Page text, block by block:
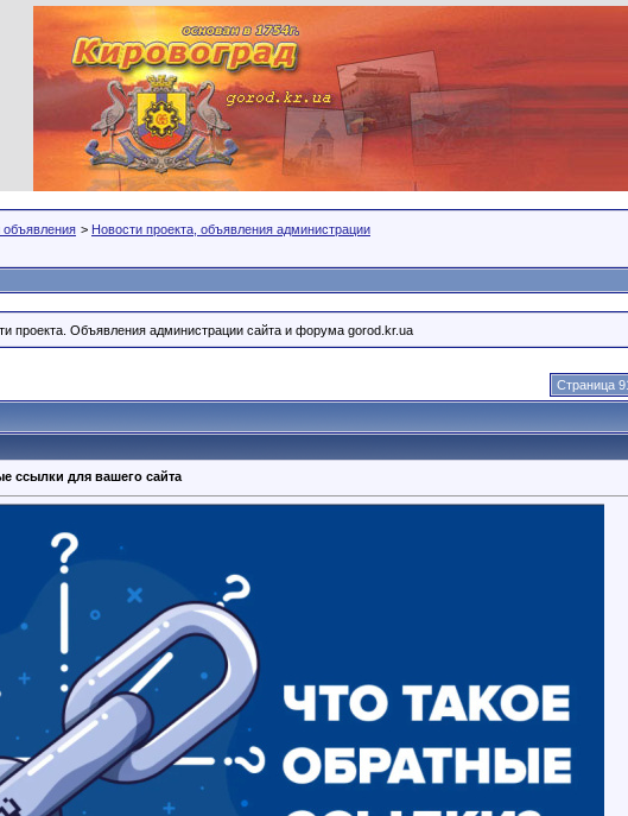
объявления > Новости проекта, объявления администрации
проекта. Объявления администрации сайта и форума gorod.kr.ua
Страница
ссылки для вашего сайта